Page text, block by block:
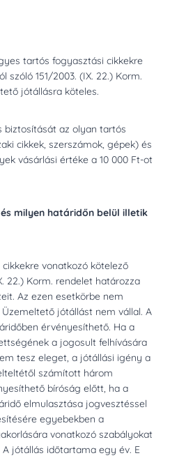
tartós fogyasztási cikkekre
szóló 151/2003. (IX. 22.) Korm.
jótállásra köteles.
biztosítását az olyan tartós
cikkek, szerszámok, gépek) és
vásárlási értéke a 10 000 Ft-ot
milyen határidőn belül illetik
vonatkozó kötelező
22.) Korm. rendelet határozza
Az ezen esetkörbe nem
jótállást nem vállal. A
érvényesíthető. Ha a
a jogosult felhívására
tesz eleget, a jótállási igény a
számított három
bíróság előtt, ha a
elmulasztása jogvesztéssel
egyebekben a
vonatkozó szabályokat
jótállás időtartama egy év. E